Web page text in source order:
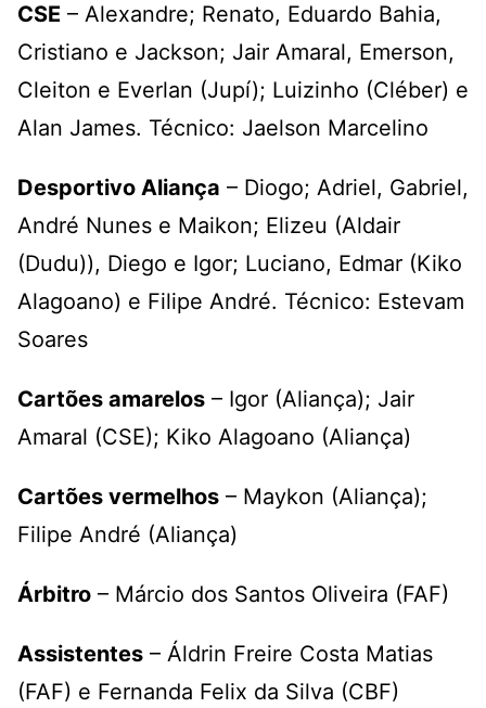
CSE – Alexandre; Renato, Eduardo Bahia,
Cristiano e Jackson; Jair Amaral, Emerson,
Cleiton e Everlan (Jupí); Luizinho (Cléber) e
Alan James. Técnico: Jaelson Marcelino
Desportivo Aliança – Diogo; Adriel, Gabriel,
André Nunes e Maikon; Elizeu (Aldair
(Dudu)), Diego e Igor; Luciano, Edmar (Kiko
Alagoano) e Filipe André. Técnico: Estevam
Soares
Cartões amarelos – Igor (Aliança); Jair
Amaral (CSE); Kiko Alagoano (Aliança)
Cartões vermelhos – Maykon (Aliança);
Filipe André (Aliança)
Árbitro – Márcio dos Santos Oliveira (FAF)
Assistentes – Áldrin Freire Costa Matias
(FAF) e Fernanda Felix da Silva (CBF)